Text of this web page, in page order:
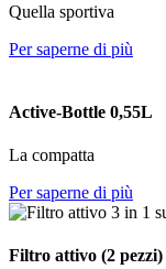
Quella sportiva
Per saperne di più
Active-Bottle 0,55L
La compatta
Per saperne di più
Filtro attivo (2 pezzi)